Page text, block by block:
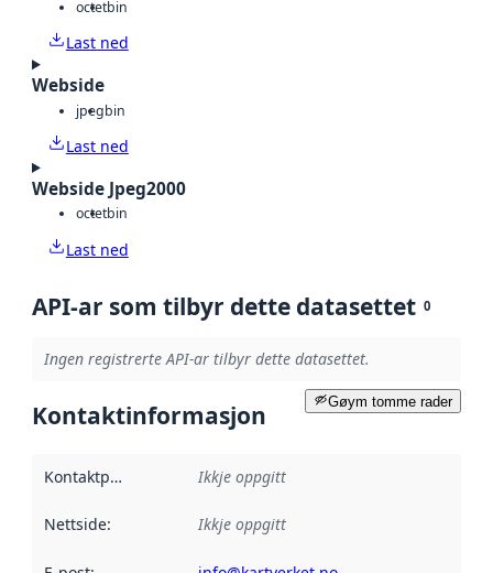
octetbin
Last ned
Webside
jpegbin
Last ned
Webside Jpeg2000
octetbin
Last ned
API-ar som tilbyr dette datasettet 0
Ingen registrerte API-ar tilbyr dette datasettet.
Gøym tomme rader
Kontaktinformasjon
Kontaktpunkt Ikkje oppgitt
Nettside: Ikkje oppgitt